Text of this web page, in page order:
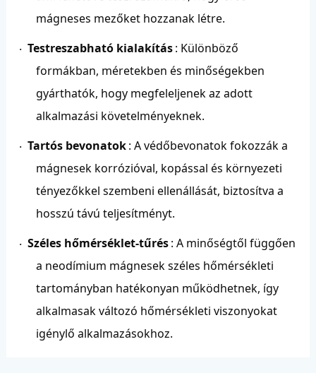
mágneses mezőket hozzanak létre.
· Testreszabható kialakítás: Különböző
formákban, méretekben és minőségekben
gyárthatók, hogy megfeleljenek az adott
alkalmazási követelményeknek.
· Tartós bevonatok: A védőbevonatok fokozzák a
mágnesek korrózióval, kopással és környezeti
tényezőkkel szembeni ellenállását, biztosítva a
hosszú távú teljesítményt.
· Széles hőmérséklet-tűrés: A minőségtől függően
a neodímium mágnesek széles hőmérsékleti
tartományban hatékonyan működhetnek, így
alkalmasak változó hőmérsékleti viszonyokat
igénylő alkalmazásokhoz.